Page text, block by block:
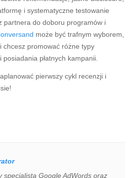
i systematyczne testowanie
partnera do doboru programów i
może być trafnym wyborem,
chcesz promować różne typy
płatnych kampanii.
pierwszy cykl recenzji i
specjalista Google AdWords oraz